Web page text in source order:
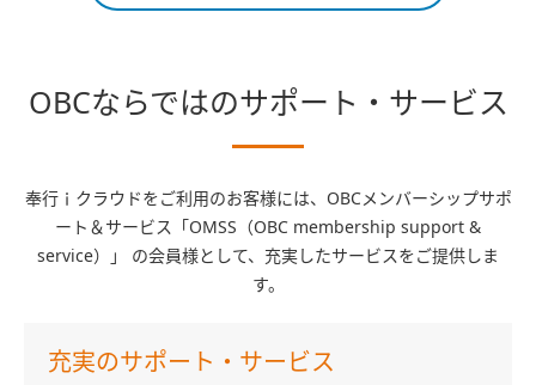
OBCならではのサポート・サービス
奉行ｉクラウドをご利用のお客様には、OBCメンバーシップサポ
ート＆サービス「OMSS（OBC membership support &
service）」 の会員様として、 充実したサービスをご提供しま
す。
充実のサポート・サービス